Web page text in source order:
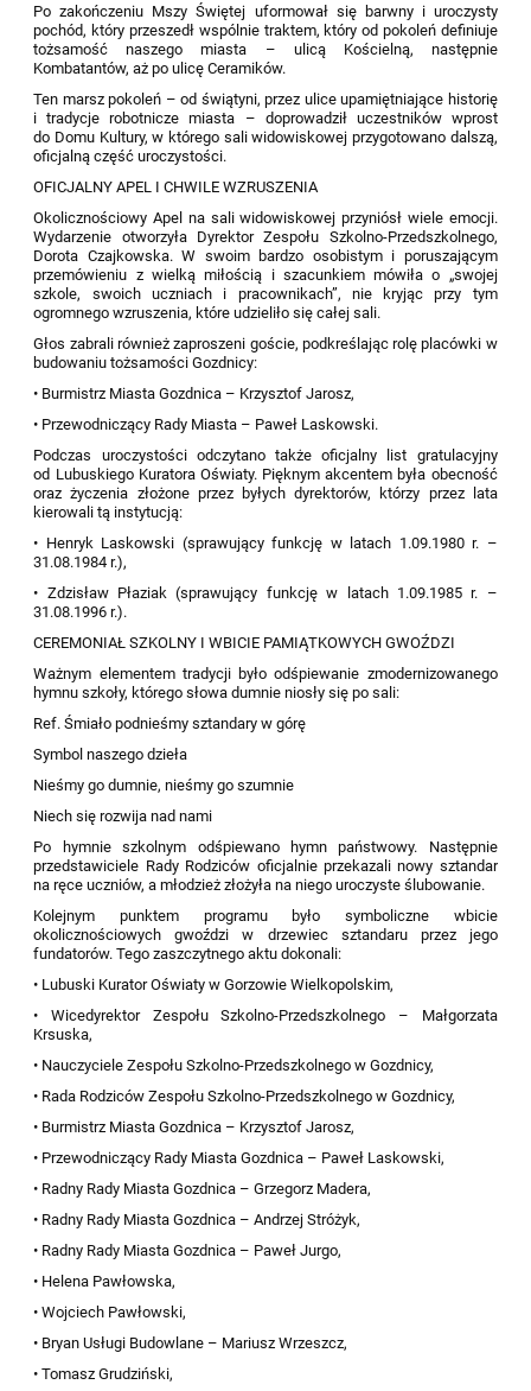
Po zakończeniu Mszy Świętej uformował się barwny i uroczysty
pochód, który przeszedł wspólnie traktem, który od pokoleń definiuje
tożsamość naszego miasta – ulicą Kościelną, następnie
Kombatantów, aż po ulicę Ceramików.
Ten marsz pokoleń – od świątyni, przez ulice upamiętniające historię
i tradycje robotnicze miasta – doprowadził uczestników wprost
do Domu Kultury, w którego sali widowiskowej przygotowano dalszą,
oficjalną część uroczystości.
OFICJALNY APEL I CHWILE WZRUSZENIA
Okolicznościowy Apel na sali widowiskowej przyniósł wiele emocji.
Wydarzenie otworzyła Dyrektor Zespołu Szkolno-Przedszkolnego,
Dorota Czajkowska. W swoim bardzo osobistym i poruszającym
przemówieniu z wielką miłością i szacunkiem mówiła o „swojej
szkole, swoich uczniach i pracownikach”, nie kryjąc przy tym
ogromnego wzruszenia, które udzieliło się całej sali.
Głos zabrali również zaproszeni goście, podkreślając rolę placówki w
budowaniu tożsamości Gozdnicy:
• Burmistrz Miasta Gozdnica – Krzysztof Jarosz,
• Przewodniczący Rady Miasta – Paweł Laskowski.
Podczas uroczystości odczytano także oficjalny list gratulacyjny
od Lubuskiego Kuratora Oświaty. Pięknym akcentem była obecność
oraz życzenia złożone przez byłych dyrektorów, którzy przez lata
kierowali tą instytucją:
• Henryk Laskowski (sprawujący funkcję w latach 1.09.1980 r. –
31.08.1984 r.),
• Zdzisław Płaziak (sprawujący funkcję w latach 1.09.1985 r. –
31.08.1996 r.).
CEREMONIAŁ SZKOLNY I WBICIE PAMIĄTKOWYCH GWOŹDZI
Ważnym elementem tradycji było odśpiewanie zmodernizowanego
hymnu szkoły, którego słowa dumnie niosły się po sali:
Ref. Śmiało podnieśmy sztandary w górę
Symbol naszego dzieła
Nieśmy go dumnie, nieśmy go szumnie
Niech się rozwija nad nami
Po hymnie szkolnym odśpiewano hymn państwowy. Następnie
przedstawiciele Rady Rodziców oficjalnie przekazali nowy sztandar
na ręce uczniów, a młodzież złożyła na niego uroczyste ślubowanie.
Kolejnym punktem programu było symboliczne wbicie
okolicznościowych gwoździ w drzewiec sztandaru przez jego
fundatorów. Tego zaszczytnego aktu dokonali:
• Lubuski Kurator Oświaty w Gorzowie Wielkopolskim,
• Wicedyrektor Zespołu Szkolno-Przedszkolnego – Małgorzata
Krsuska,
• Nauczyciele Zespołu Szkolno-Przedszkolnego w Gozdnicy,
• Rada Rodziców Zespołu Szkolno-Przedszkolnego w Gozdnicy,
• Burmistrz Miasta Gozdnica – Krzysztof Jarosz,
• Przewodniczący Rady Miasta Gozdnica – Paweł Laskowski,
• Radny Rady Miasta Gozdnica – Grzegorz Madera,
• Radny Rady Miasta Gozdnica – Andrzej Stróżyk,
• Radny Rady Miasta Gozdnica – Paweł Jurgo,
• Helena Pawłowska,
• Wojciech Pawłowski,
• Bryan Usługi Budowlane – Mariusz Wrzeszcz,
• Tomasz Grudziński,